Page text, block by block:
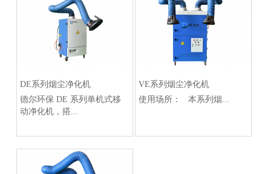
DE系列烟尘净化机
德尔环保 DE 系列单机式移
动净化机，搭...
VE系列烟尘净化机
使用场所： 本系列烟...